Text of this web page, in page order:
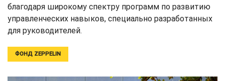
благодаря широкому спектру программ по развитию
управленческих навыков, специально разработанных
для руководителей.
ФОНД ZEPPELIN